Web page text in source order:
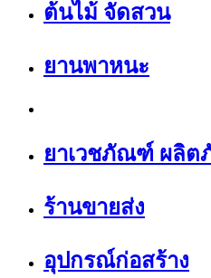
ต้นไม้ จัดสวน
ยานพาหนะ
ยาเวชภัณฑ์ ผลิ
ร้านขายส่ง
อุปกรณ์ก่อสร้าง